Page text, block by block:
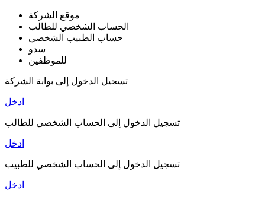
موقع الشركة
الحساب الشخصي للطالب
حساب الطبيب الشخصي
سدو
للموظفين
تسجيل الدخول إلى بوابة الشركة
ادخل
تسجيل الدخول إلى الحساب الشخصي للطالب
ادخل
تسجيل الدخول إلى الحساب الشخصي للطبيب
ادخل